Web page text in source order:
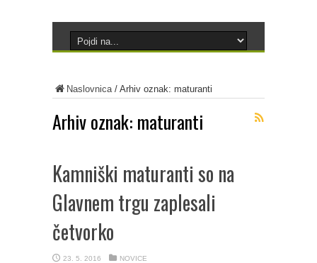
Naslovnica/ Arhiv oznak: maturanti
Arhiv oznak: maturanti
Kamniški maturanti so na
Glavnem trgu zaplesali
četvorko
23. 5. 2016 NOVICE